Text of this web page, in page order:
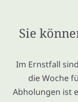
Sie
Im Ernstfall
die Woche
Abholungen ist